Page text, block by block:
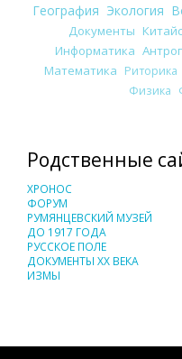
География Экология
Документы
Информатика
Математика Риторика
Физика
Родственные
ХРОНОС
ФОРУМ
РУМЯНЦЕВСКИЙ МУЗЕЙ
ДО 1917 ГОДА
РУССКОЕ ПОЛЕ
ДОКУМЕНТЫ XX ВЕКА
ИЗМЫ